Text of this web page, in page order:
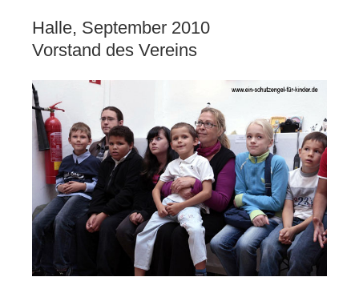
Halle, September 2010
Vorstand des Vereins